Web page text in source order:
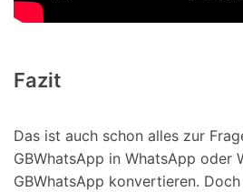
Fazit
Das ist auch schon alles zur
GBWhatsApp in WhatsApp oder
GBWhatsApp konvertieren.